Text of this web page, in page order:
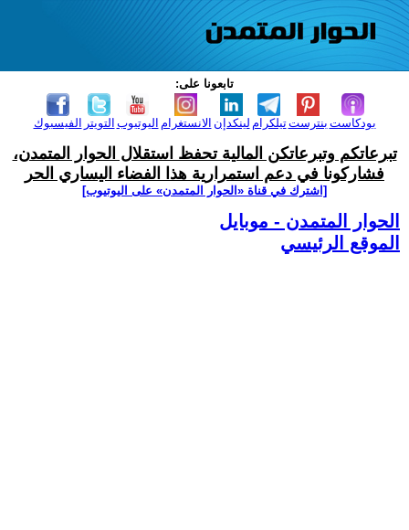
تابعونا على:
الفيسبوك التويتر اليوتيوب الانستغرام لينكدإن تيلكرامبنترست بودكاست
تبرعاتكم وتبرعاتكن المالية تحفظ استقلال الحوار المتمدن،
فشاركونا في دعم استمرارية هذا الفضاء اليساري الحر
[اشترك في قناة ‫«الحوار المتمدن» على اليوتيوب]
الحوار المتمدن - موبايل
الموقع الرئيسي